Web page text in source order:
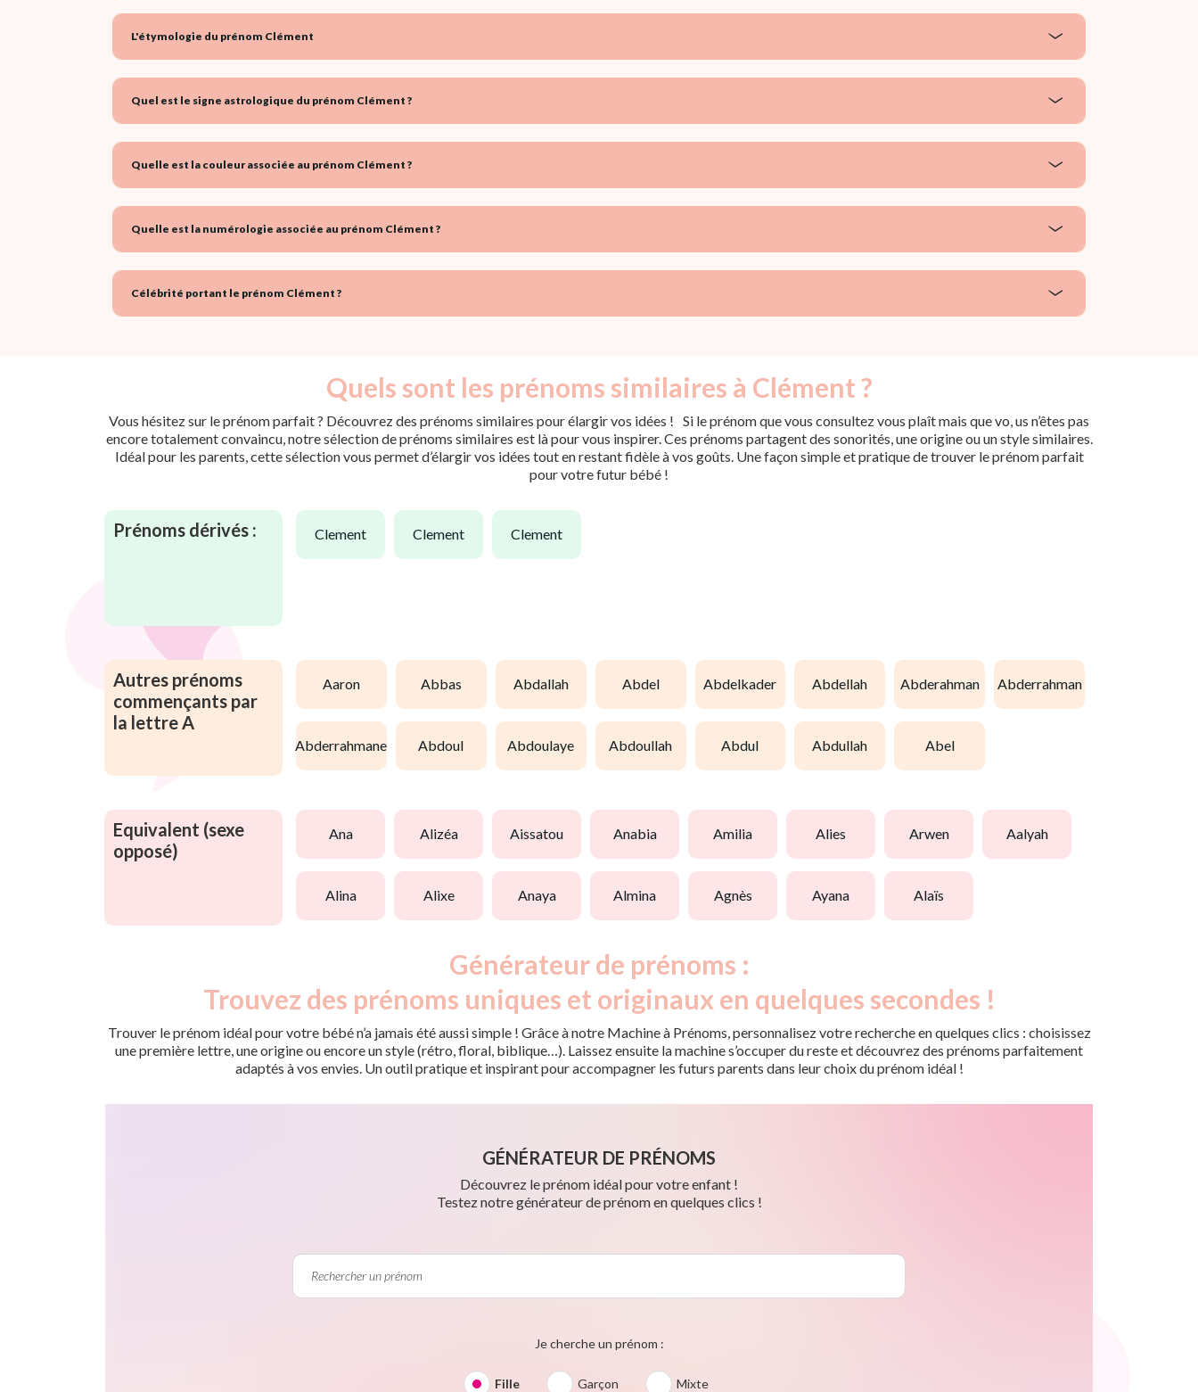
L'étymologie du prénom Clément
Quel est le signe astrologique du prénom Clément ?
Quelle est la couleur associée au prénom Clément ?
Quelle est la numérologie associée au prénom Clément ?
Célébrité portant le prénom Clément ?
Quels sont les prénoms similaires à Clément ?
Vous hésitez sur le prénom parfait ? Découvrez des prénoms similaires pour élargir vos idées ! Si le prénom que vous consultez vous plaît mais que vo, us n’êtes pas
encore totalement convaincu, notre sélection de prénoms similaires est là pour vous inspirer. Ces prénoms partagent des sonorités, une origine ou un style similaires.
Idéal pour les parents, cette sélection vous permet d’élargir vos idées tout en restant fidèle à vos goûts. Une façon simple et pratique de trouver le prénom parfait
pour votre futur bébé !
Prénoms dérivés : clement clement clement
Autres prénoms
commençants par
la lettre A
aaron abbas abdallah abdel abdelkader abdellah abderahman abderrahman
abderrahmane abdoul abdoulaye abdoullah abdul abdullah abel
Equivalent (sexe
opposé)
ana alizéa aissatou anabia amilia alies arwen aalyah
alina alixe anaya almina agnès ayana alaïs
Générateur de prénoms :
Trouvez des prénoms uniques et originaux en quelques secondes !
Trouver le prénom idéal pour votre bébé n’a jamais été aussi simple ! Grâce à notre Machine à Prénoms, personnalisez votre recherche en quelques clics : choisissez
une première lettre, une origine ou encore un style (rétro, floral, biblique…). Laissez ensuite la machine s’occuper du reste et découvrez des prénoms parfaitement
adaptés à vos envies. Un outil pratique et inspirant pour accompagner les futurs parents dans leur choix du prénom idéal !
GÉNÉRATEUR DE PRÉNOMS
Découvrez le prénom idéal pour votre enfant !
Testez notre générateur de prénom en quelques clics !
Je cherche un prénom :
Fille Garçon Mixte